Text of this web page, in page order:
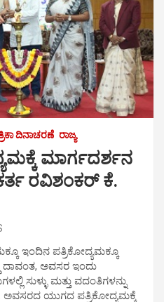
ದಿನಾಚರಣೆ ರಾಜ್ಯ
ಮಾರ್ಗದರ್ಶನ
ರವಿಶಂಕರ್ ಕೆ.
ಇಂದಿನ ಪತ್ರಿಕೋದ್ಯಮಕ್ಕೂ
ದಾವಂತ, ಅವಸರ ಇಂದು
ಸುಳ್ಳು ಮತ್ತು ವದಂತಿಗಳನ್ನು
ಅವಸರದ ಯುಗದ ಪತ್ರಿಕೋದ್ಯಮಕ್ಕೆ